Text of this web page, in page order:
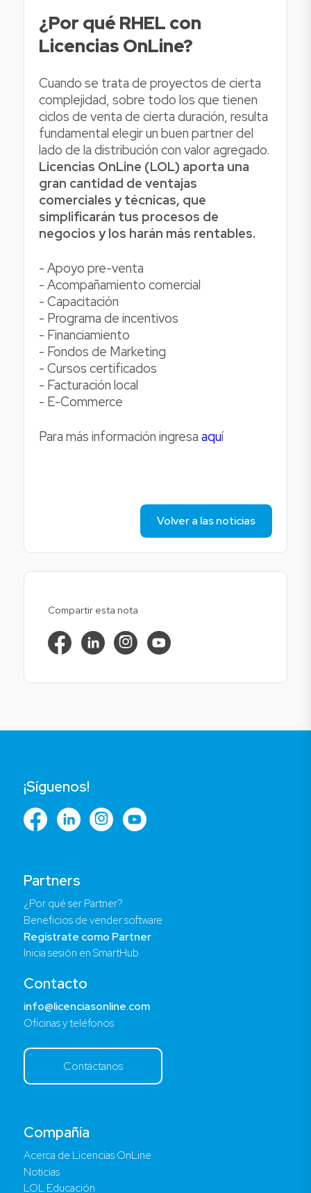
¿Por qué RHEL con
Licencias OnLine?
Cuando se trata de proyectos de cierta
complejidad, sobre todo los que tienen
ciclos de venta de cierta duración, resulta
fundamental elegir un buen partner del
lado de la distribución con valor agregado.
Licencias OnLine (LOL) aporta una
gran cantidad de ventajas
comerciales y técnicas, que
simplificarán tus procesos de
negocios y los harán más rentables.
- Apoyo pre-venta
- Acompañamiento comercial
- Capacitación
- Programa de incentivos
- Financiamiento
- Fondos de Marketing
- Cursos certificados
- Facturación local
- E-Commerce
Para más información ingresaaquí
Volver a las noticias
Compartir esta nota
Compañía
Acerca de Licencias OnLine
Noticias
LOL Educación
Partners
¿Por qué ser Partner?
Beneficios de vender software
Regístrate como Partner
Inicia sesión en SmartHub
Contacto
info@licenciasonline.com
Oficinas y teléfonos
Contáctanos
¡Síguenos!